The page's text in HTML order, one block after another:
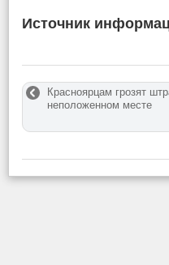
Источник
Красноярцам грозят
неположенном месте